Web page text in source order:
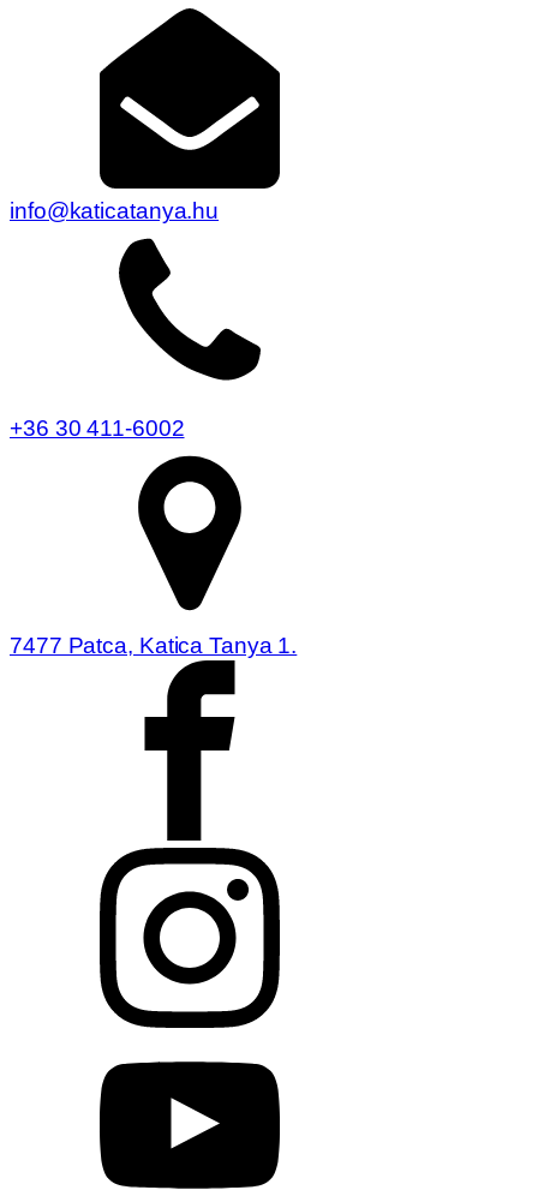
info@katicatanya.hu
+36 30 411-6002
7477 Patca, Katica Tanya 1.